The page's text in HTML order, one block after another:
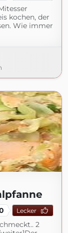
kochen, der
Wie immer
Lecker
2